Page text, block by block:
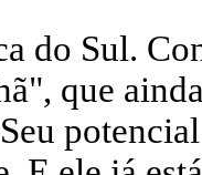
do Sul.
que